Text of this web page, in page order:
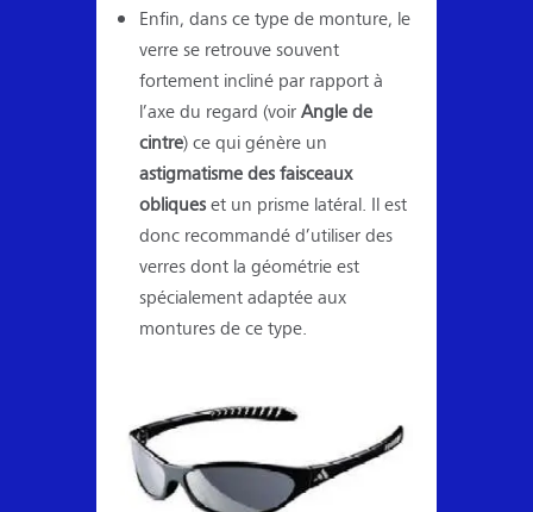
Enfin, dans ce type de monture, le
verre se retrouve souvent
fortement incliné par rapport à
l’axe du regard (voirAngle de
cintre) ce qui génère un
astigmatisme des faisceaux
obliqueset un prisme latéral. Il est
donc recommandé d’utiliser des
verres dont la géométrie est
spécialement adaptée aux
montures de ce type.